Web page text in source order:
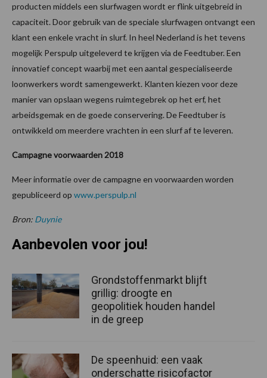
producten middels een slurfwagen wordt er flink uitgebreid in
capaciteit. Door gebruik van de speciale slurfwagen ontvangt een
klant een enkele vracht in slurf. In heel Nederland is het tevens
mogelijk Perspulp uitgeleverd te krijgen via de Feedtuber. Een
innovatief concept waarbij met een aantal gespecialiseerde
loonwerkers wordt samengewerkt. Klanten kiezen voor deze
manier van opslaan wegens ruimtegebrek op het erf, het
arbeidsgemak en de goede conservering. De Feedtuber is
ontwikkeld om meerdere vrachten in een slurf af te leveren.
Campagne voorwaarden 2018
Meer informatie over de campagne en voorwaarden worden
gepubliceerd op www.perspulp.nl
Bron: Duynie
Aanbevolen voor jou!
Grondstoffenmarkt blijft
grillig: droogte en
geopolitiek houden handel
in de greep
De speenhuid: een vaak
onderschatte risicofactor